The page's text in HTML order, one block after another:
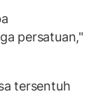
persatuan,"
tersentuh